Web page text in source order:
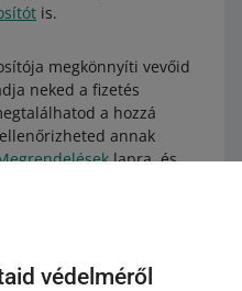
védelméről
is.
megkönnyíti vevőid
neked a fizetés
a hozzá
annak
lapra, és
találod meg – attól